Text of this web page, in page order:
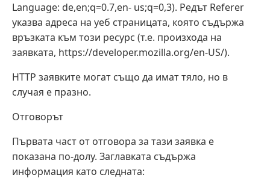
Language: de,en;q=0.7,en- us;q=0,3). Редът Referer
указва адреса на уеб страницата, която съдържа
връзката към този ресурс (т.е. произхода на
заявката, https://developer.mozilla.org/en-US/).
HTTP заявките могат също да имат тяло, но в
случая е празно.
Отговорът
Първата част от отговора за тази заявка е
показана по-долу. Заглавката съдържа
информация като следната: